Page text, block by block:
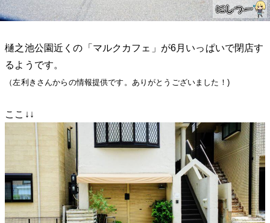
樋之池公園近くの「マルクカフェ」が6月いっぱいで閉店す
るようです。
（左利きさんからの情報提供です。ありがとうございました！)
ここ↓↓